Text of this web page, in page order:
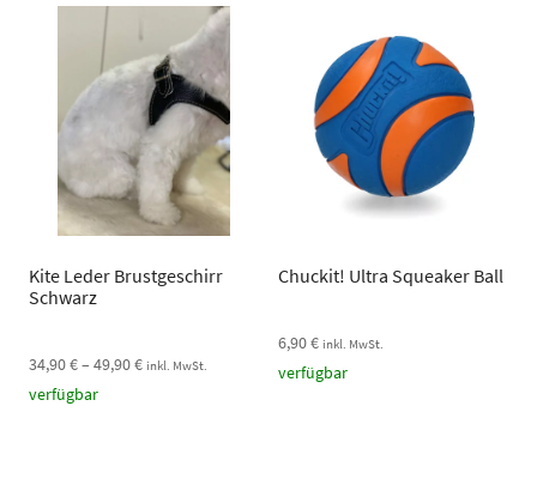
Kite Leder Brustgeschirr
Schwarz
34,90€– 49,90€ inkl. MwSt.
verfügbar
Chuckit! Ultra Squeaker Ball
6,90€ inkl. MwSt.
verfügbar